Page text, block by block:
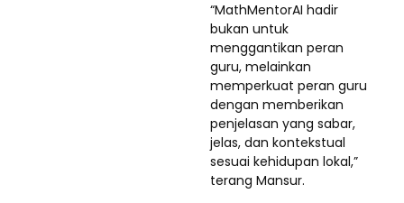
“MathMentorAI hadir
bukan untuk
menggantikan peran
guru, melainkan
memperkuat peran guru
dengan memberikan
penjelasan yang sabar,
jelas, dan kontekstual
sesuai kehidupan lokal,”
terang Mansur.